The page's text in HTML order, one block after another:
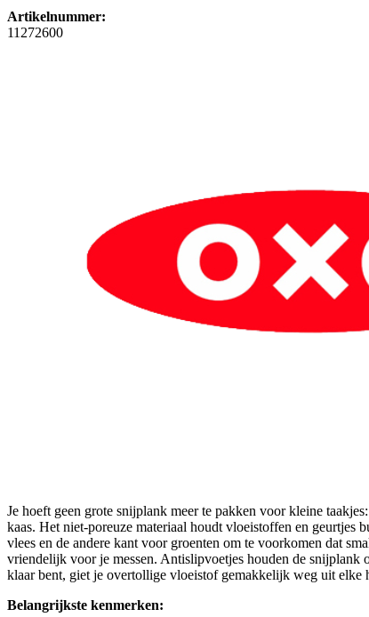
Artikelnummer:
11272600
Je hoeft geen grote snijplank meer te pakken voor kleine
kaas. Het niet-poreuze materiaal houdt vloeistoffen en
vlees en de andere kant voor groenten om te voorkomen dat
vriendelijk voor je messen. Antislipvoetjes houden de snijplank
klaar bent, giet je overtollige vloeistof gemakkelijk weg uit elke
Belangrijkste kenmerken: